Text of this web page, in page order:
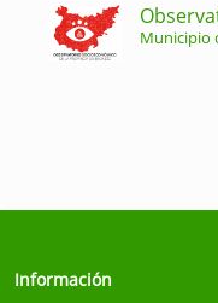
Municipio
Información